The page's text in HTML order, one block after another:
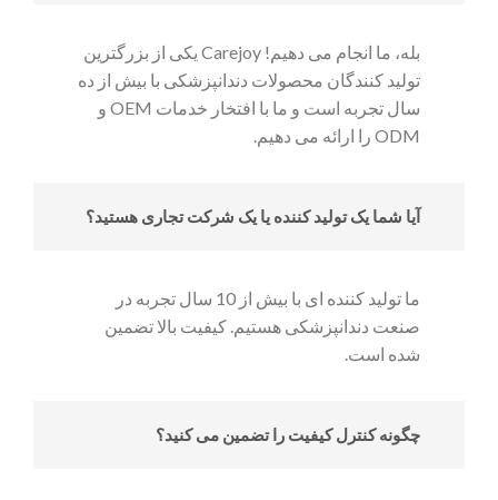
بله، ما انجام می دهیم! Carejoy یکی از بزرگترین
تولید کنندگان محصولات دندانپزشکی با بیش از ده
سال تجربه است و ما با افتخار خدمات OEM و
ODM را ارائه می دهیم.
آیا شما یک تولید کننده یا یک شرکت تجاری هستید؟
ما تولید کننده ای با بیش از 10 سال تجربه در
صنعت دندانپزشکی هستیم. کیفیت بالا تضمین
شده است.
چگونه کنترل کیفیت را تضمین می کنید؟